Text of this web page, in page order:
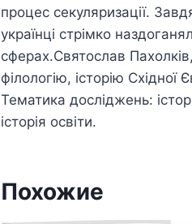
процес секуляризації.
українці стрімко
сферах.Святослав
філологію, історію
Тематика досліджень:
історія освіти.
Похожие